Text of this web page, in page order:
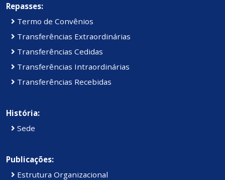
Repasses:
Termo de Convênios
Transferências Extraordinárias
Transferências Cedidas
Transferências Intraordinárias
Transferências Recebidas
História:
Sede
Publicações:
Estrutura Organizacional